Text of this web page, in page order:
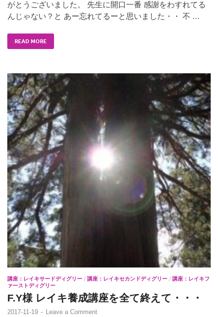
がとうございました。 先生に開口一番 感謝をわすれてる
んじゃない？と あー忘れてるーと思いました・・ 不 …
READ MORE
講座：レイキサードディグリー / 講座：レイキセカンドディグリー / 講座：レイキフ
ァーストディグリー
F.Y様 レイキ養成講座を全て終えて・・・
2017-11-19 - Leave a Comment